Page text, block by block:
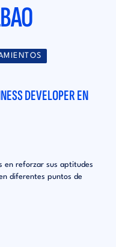
DEVELOPER EN
en reforzar sus aptitudes
diferentes puntos de